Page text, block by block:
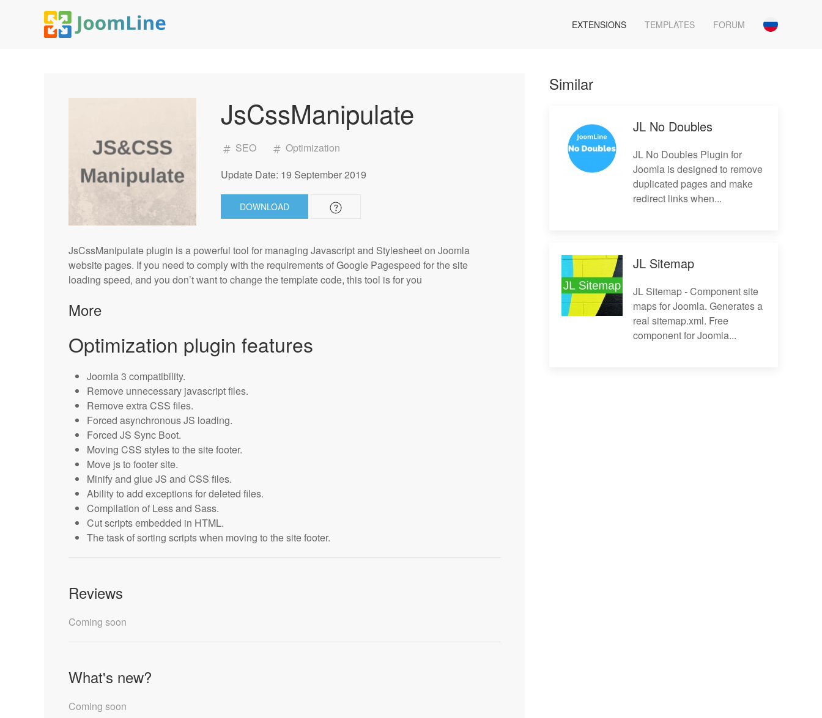
EXTENSIONS TEMPLATES FORUM
JsCssManipulate
SEO
Optimization
Update Date: 19 September 2019
DOWNLOAD
JsCssManipulate plugin is a powerful tool for managing Javascript and Stylesheet on Joomla
website pages. If you need to comply with the requirements of Google Pagespeed for the site
loading speed, and you don’t want to change the template code, this tool is for you
More
Optimization plugin features
Joomla 3 compatibility.
Remove unnecessary javascript files.
Remove extra CSS files.
Forced asynchronous JS loading.
Forced JS Sync Boot.
Moving CSS styles to the site footer.
Move js to footer site.
Minify and glue JS and CSS files.
Ability to add exceptions for deleted files.
Compilation of Less and Sass.
Cut scripts embedded in HTML.
The task of sorting scripts when moving to the site footer.
Reviews
Coming soon
What's new?
Coming soon
Similar
JL No Doubles
JL No Doubles Plugin for
Joomla is designed to remove
duplicated pages and make
redirect links when...
JL Sitemap
JL Sitemap - Component site
maps for Joomla. Generates a
real sitemap.xml. Free
component for Joomla...